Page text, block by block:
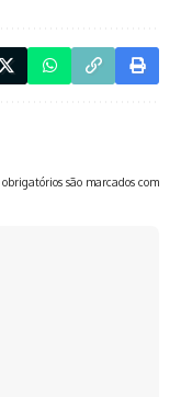
obrigatórios são marcados com